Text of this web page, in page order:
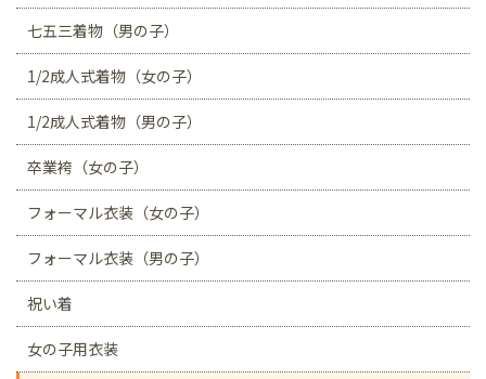
七五三着物（男の子）
1/2成人式着物（女の子）
1/2成人式着物（男の子）
卒業袴（女の子）
フォーマル衣装（女の子）
フォーマル衣装（男の子）
祝い着
女の子用衣装